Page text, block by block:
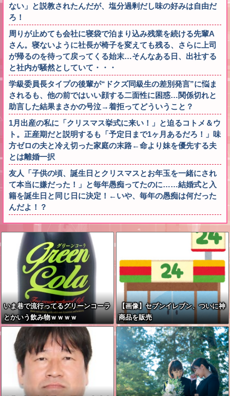
ない」と説教されたんだが、塩分過剰だし味の好みは自由だ
ろ！
周りが止めても会社に寝袋で泊まり込み残業を続ける先輩A
さん。寝ないように社長が椅子を変えても残る、さらに上司
が帰るのを待って戻ってくる始末…そんなある日、出社する
と社内が騒然としていて・・・
学級委員長タイプの後輩が“ドクズ同級生の差別発言”に悩ま
されるも、他の前ではいい顔する二面性に困惑…関係切れと
助言した結果まさかの号泣→着拒ってどういうこと？
1月出産の私に「クリスマス挙式に来い！」と迫るコトメ＆ウ
ト。正産期だと説明するも「予定日まで1ヶ月あるだろ！」味
方ゼロの夫と冷え切った家庭の末路←命より妹を優先する夫
とは離婚一択
友人「子供の頃、誕生日とクリスマスとお年玉を一緒にされ
て本当に嫌だった！」と毎年愚痴ってたのに……結婚式と入
籍を誕生日と同じ日に決定！←いや、毎年の愚痴は何だった
んだよ！？
いま巷で流行ってるグリーンコーラ
とかいう飲み物ｗｗｗｗ
【画像】セブンイレブン、ついに神
商品を販売